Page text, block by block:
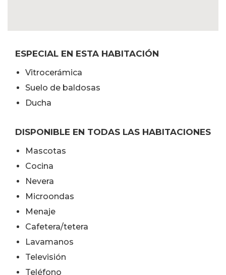
ESPECIAL EN ESTA HABITACIÓN
Vitrocerámica
Suelo de baldosas
Ducha
DISPONIBLE EN TODAS LAS HABITACIONES
Mascotas
Cocina
Nevera
Microondas
Menaje
Cafetera/tetera
Lavamanos
Televisión
Teléfono